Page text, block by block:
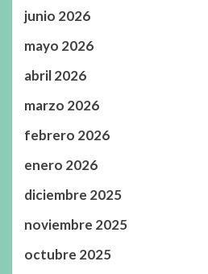
junio 2026
mayo 2026
abril 2026
marzo 2026
febrero 2026
enero 2026
diciembre 2025
noviembre 2025
octubre 2025